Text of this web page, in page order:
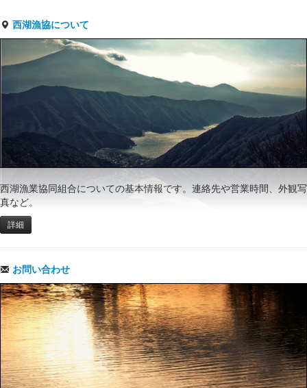
西湖漁協について
西湖漁業協同組合についての基本情報です。連絡先や営業時間、外観写
真など。
詳細
お問い合わせ